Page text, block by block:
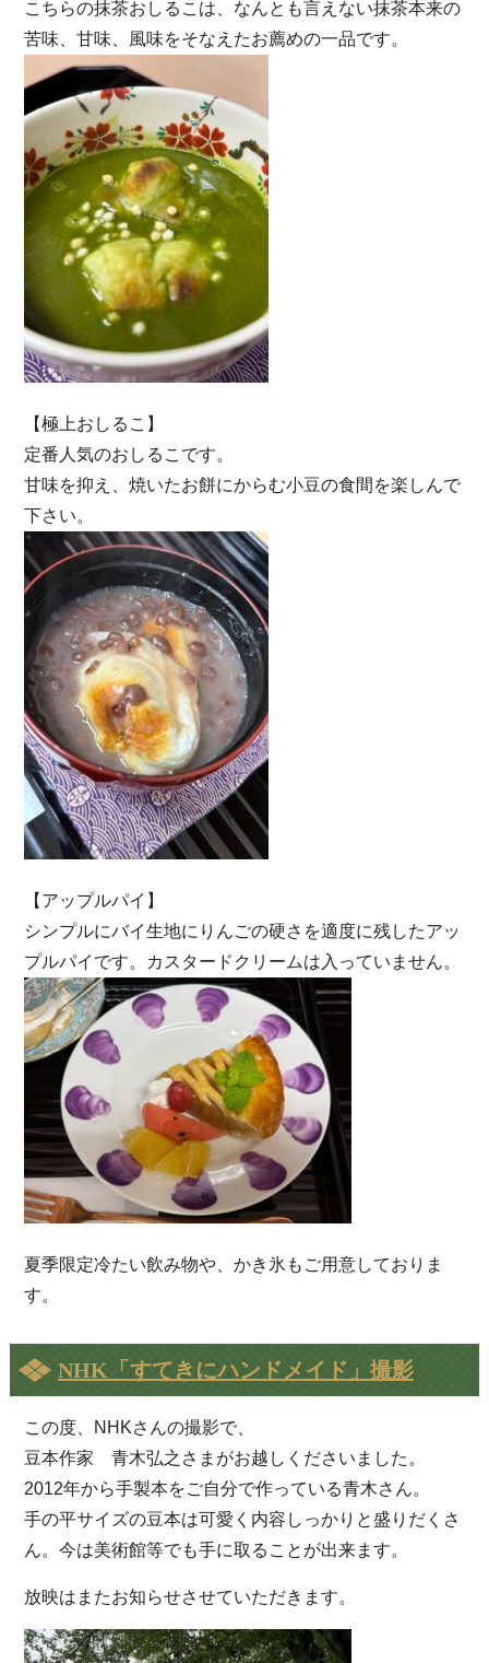
こちらの抹茶おしるこは、なんとも言えない抹茶本来の
苦味、甘味、風味をそなえたお薦めの一品です。
【極上おしるこ】
定番人気のおしるこです。
甘味を抑え、焼いたお餅にからむ小豆の食間を楽しんで
下さい。
【アップルパイ】
シンプルにバイ生地にりんごの硬さを適度に残したアッ
プルパイです。カスタードクリームは入っていません。
夏季限定冷たい飲み物や、かき氷もご用意しておりま
す。
NHK「すてきにハンドメイド」撮影
この度、NHKさんの撮影で、
豆本作家 青木弘之さまがお越しくださいました。
2012年から手製本をご自分で作っている青木さん。
手の平サイズの豆本は可愛く内容しっかりと盛りだくさ
ん。今は美術館等でも手に取ることが出来ます。
放映はまたお知らせさせていただきます。